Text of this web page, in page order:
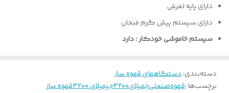
دارای پایه لغزش
دارای سیستم پیش گرم فنجان
سیستم خاموشی خودکار : دارد
دسته‌بندی:دستگاههای قهوه ساز
برچسب‌ها :قهوهصنعتیجمیلای۳۲۰۰ جیمیلای ۳۲۰۰ قهوه ساز